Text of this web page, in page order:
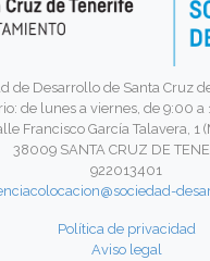
de Desarrollo de Santa Cruz
de lunes a viernes, de 9:00
Francisco García Talavera, 1
38009 SANTA CRUZ DE
922013401
Política de privacidad
Aviso legal